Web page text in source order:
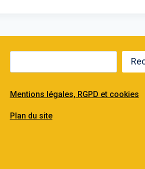
Mentions légales, RGPD et cookies
Plan du site